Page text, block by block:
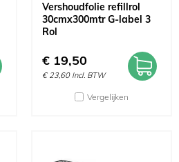
Vershoudfolie refillrol
30cmx300mtr G-label 3
Rol
€ 19,50
€ 23,60 Incl. BTW
Vergelijken